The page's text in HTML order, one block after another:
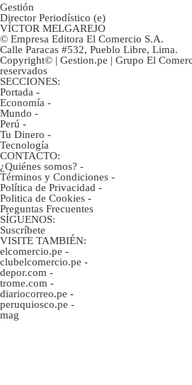
Gestión
Director Periodístico (e)
VÍCTOR MELGAREJO
© Empresa Editora El Comercio S.A.
Calle Paracas #532, Pueblo Libre, Lima.
Copyright© | Gestion.pe | Grupo El
reservados
SECCIONES:
Portada -
Economía -
Mundo -
Perú -
Tu Dinero -
Tecnología
CONTACTO:
¿Quiénes somos? -
Términos y Condiciones -
Política de Privacidad -
Politica de Cookies -
Preguntas Frecuentes
SÍGUENOS:
Suscríbete
VISITE TAMBIÉN:
elcomercio.pe -
clubelcomercio.pe -
depor.com -
trome.com -
diariocorreo.pe -
peruquiosco.pe -
mag